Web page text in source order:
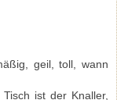
geil, toll, wann
ist der Knaller,